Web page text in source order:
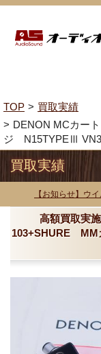
TOP
買取実績
DENON MCカー
ジ N15TYPEⅢ
買取実績
【お知らせ】ウ
高額買取実
103+SHURE